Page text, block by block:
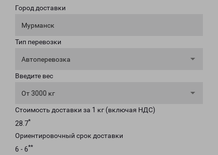
Город доставки
Мурманск
Тип перевозки
Автоперевозка
Введите вес
От 3000 кг
Стоимость доставки за 1 кг (включая НДС)
28.7*
Ориентировочный срок доставки
6 - 6**